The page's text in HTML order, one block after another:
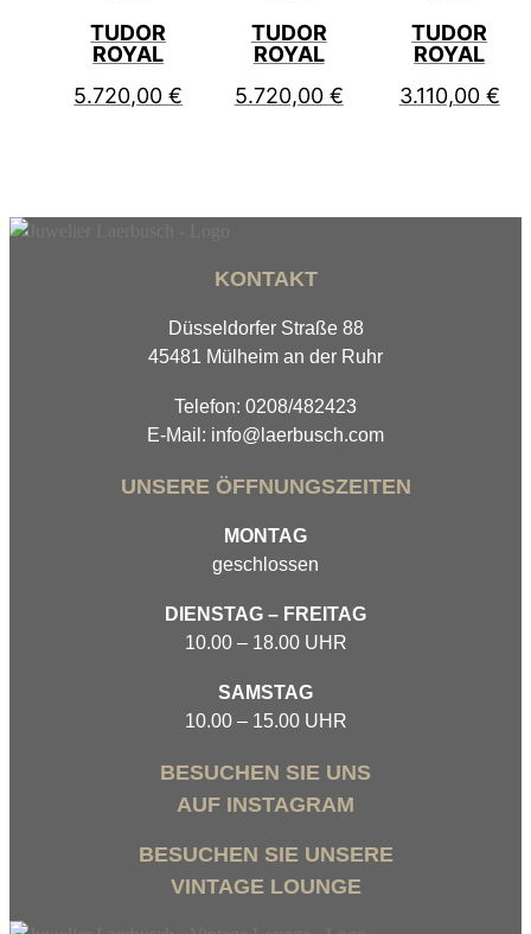
TUDOR
ROYAL
5.720,00€
TUDOR
ROYAL
5.720,00 €
TUDOR
ROYAL
3.110,00 €
KONTAKT
Düsseldorfer Straße 88
45481 Mülheim an der Ruhr
Telefon: 0208/482423
E-Mail: info@laerbusch.com
UNSERE ÖFFNUNGSZEITEN
MONTAG
geschlossen
DIENSTAG – FREITAG
10.00 – 18.00 UHR
SAMSTAG
10.00 – 15.00 UHR
BESUCHEN SIE UNS
AUF INSTAGRAM
BESUCHEN SIE UNSERE
VINTAGE LOUNGE